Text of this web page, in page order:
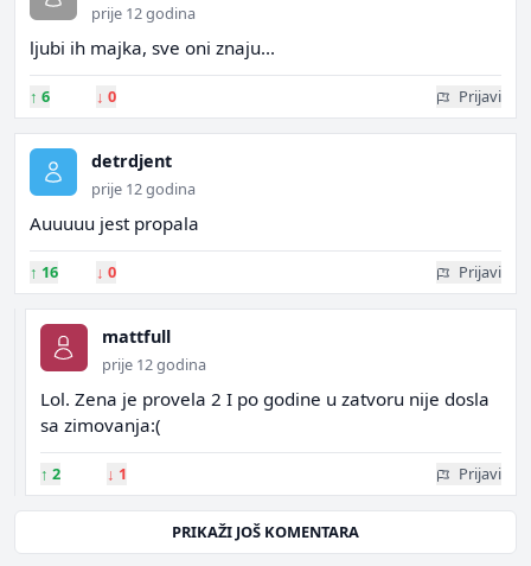
prije 12 godina
ljubi ih majka, sve oni znaju...
↑ 6 ↓ 0 Prijavi
detrdjent
prije 12 godina
Auuuuu jest propala
↑ 16 ↓ 0 Prijavi
mattfull
prije 12 godina
Lol. Zena je provela 2 I po godine u zatvoru nije dosla
sa zimovanja:(
↑ 2 ↓ 1 Prijavi
PRIKAŽI JOŠ KOMENTARA